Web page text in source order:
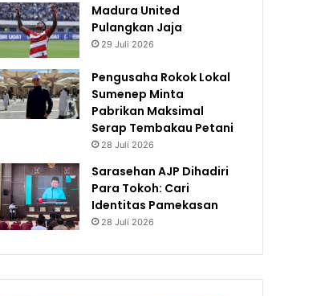
Madura United
Pulangkan Jaja
29 Juli 2026
Pengusaha Rokok Lokal
Sumenep Minta
Pabrikan Maksimal
Serap Tembakau Petani
28 Juli 2026
Sarasehan AJP Dihadiri
Para Tokoh: Cari
Identitas Pamekasan
28 Juli 2026